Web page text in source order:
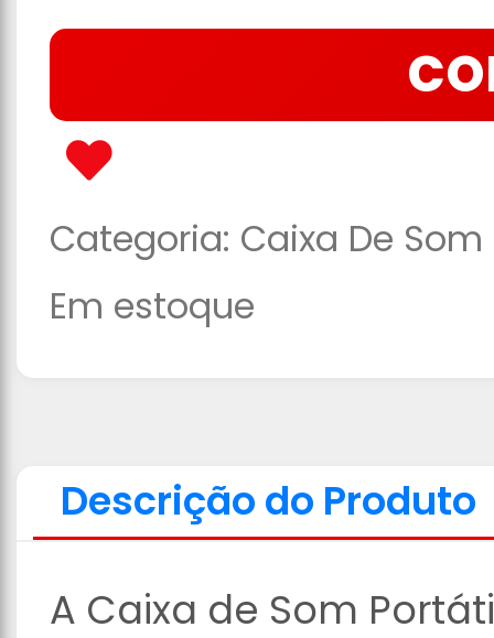
Categoria: Caixa De Som
Em estoque
Descrição do Produto
A Caixa de Som